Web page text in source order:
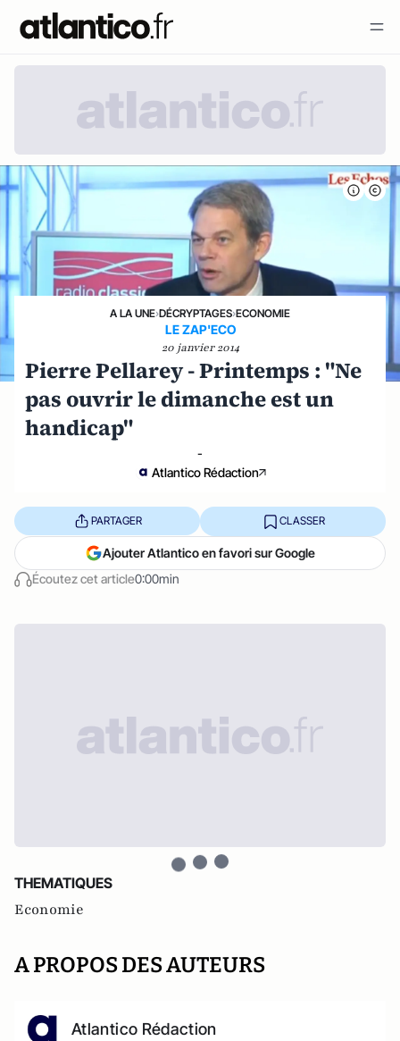
A LA UNE›DÉCRYPTAGES›ECONOMIE
LE ZAP'ECO
20 janvier 2014
Pierre Pellarey - Printemps : "Ne
pas ouvrir le dimanche est un
handicap"
-
Atlantico Rédaction
Écoutez cet article0:00min
PARTAGER CLASSER
Ajouter Atlantico en favori sur Google
THEMATIQUES
Economie
A PROPOS DES AUTEURS
Atlantico Rédaction